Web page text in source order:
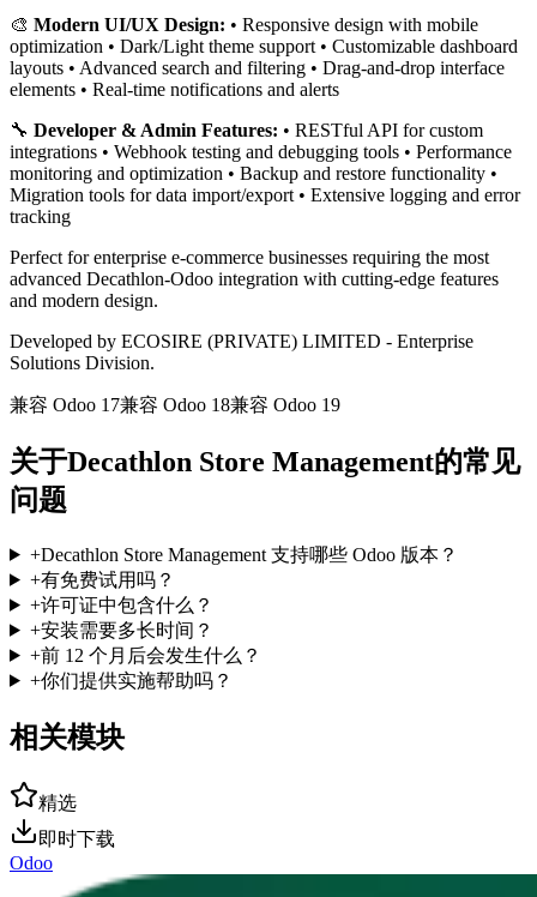
🎨 Modern UI/UX Design: • Responsive design with mobile
optimization • Dark/Light theme support • Customizable dashboard
layouts • Advanced search and filtering • Drag-and-drop interface
elements • Real-time notifications and alerts
🔧 Developer & Admin Features: • RESTful API for custom
integrations • Webhook testing and debugging tools • Performance
monitoring and optimization • Backup and restore functionality •
Migration tools for data import/export • Extensive logging and error
tracking
Perfect for enterprise e-commerce businesses requiring the most
advanced Decathlon-Odoo integration with cutting-edge features
and modern design.
Developed by ECOSIRE (PRIVATE) LIMITED - Enterprise
Solutions Division.
兼容 Odoo 17兼容 Odoo 18兼容 Odoo 19
关于Decathlon Store Management的常见
问题
+Decathlon Store Management 支持哪些 Odoo 版本？
+有免费试用吗？
+许可证中包含什么？
+安装需要多长时间？
+前 12 个月后会发生什么？
+你们提供实施帮助吗？
相关模块
精选
即时下载
Odoo